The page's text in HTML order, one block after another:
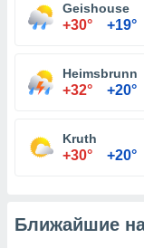
Geishouse
+30° +19°
Heimsbrunn
+32° +20°
Kruth
+30° +20°
Ближайшие